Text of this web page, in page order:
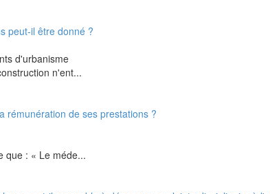
peut-il être donné ?
d'urbanisme
n'ent...
rémunération de ses prestations ?
que : « Le méde...